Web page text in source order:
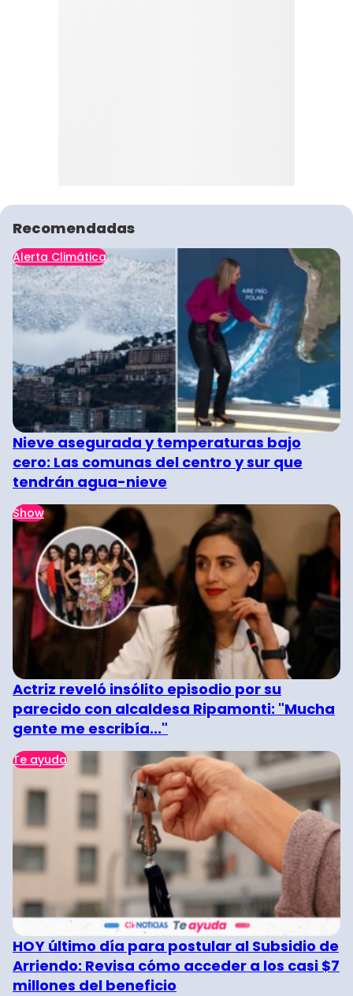
Recomendadas
Alerta Climática
Nieve asegurada y temperaturas bajo
cero: Las comunas del centro y sur que
tendrán agua-nieve
Show
Actriz reveló insólito episodio por su
parecido con alcaldesa Ripamonti: "Mucha
gente me escribía..."
Te ayuda
HOY último día para postular al Subsidio de
Arriendo: Revisa cómo acceder a los casi $7
millones del beneficio